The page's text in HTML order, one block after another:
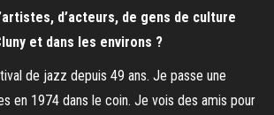
d’acteurs, de gens de culture
et dans les environs ?
de jazz depuis 49 ans. Je passe une
en 1974 dans le coin. Je vois des amis pour